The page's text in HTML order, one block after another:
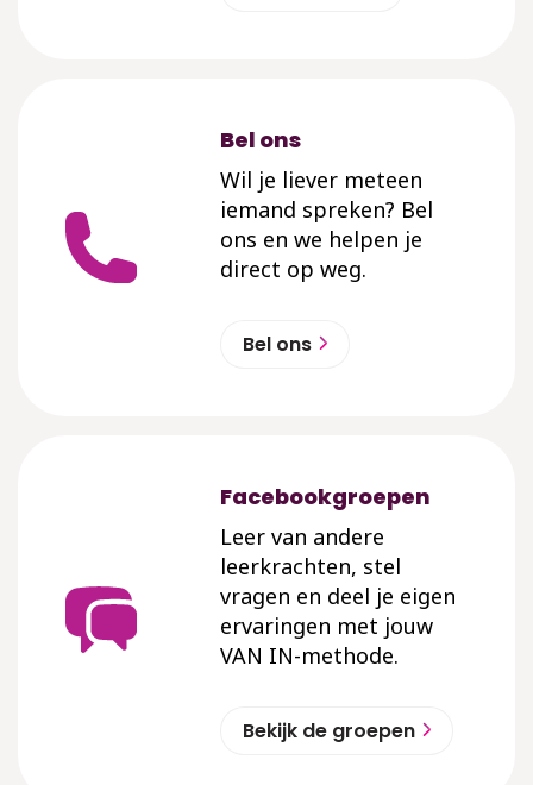
Bel ons
Wil je liever meteen
iemand spreken? Bel
ons en we helpen je
direct op weg.
Bel ons
Facebookgroepen
Leer van andere
leerkrachten, stel
vragen en deel je eigen
ervaringen met jouw
VAN IN-methode.
Bekijk de groepen